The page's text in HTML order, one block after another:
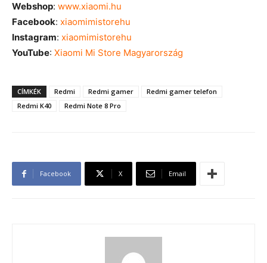
Webshop: www.xiaomi.hu
Facebook: xiaomimistorehu
Instagram: xiaomimistorehu
YouTube: Xiaomi Mi Store Magyarország
CÍMKÉK Redmi Redmi gamer
Redmi gamer telefon
Redmi K40
Redmi Note 8 Pro
Facebook X Email